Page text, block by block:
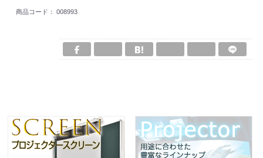
商品コード： 008993